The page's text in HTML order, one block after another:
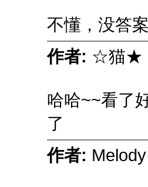
不懂，没答
作者: ☆猫
哈哈~~看了
了
作者: